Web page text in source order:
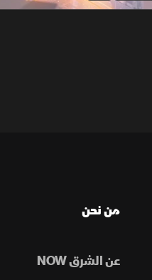
من نحن
عن الشرق NOW